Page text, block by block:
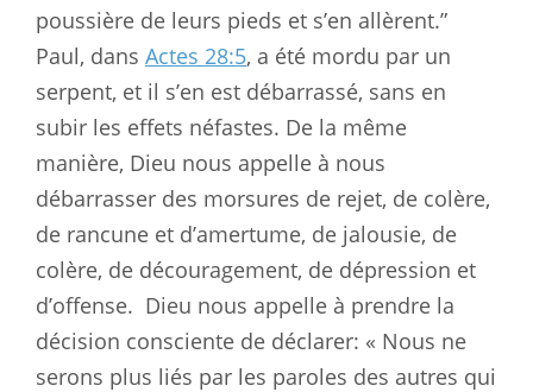
poussière de leurs pieds et s’en allèrent.”
Paul, dans Actes 28:5, a été mordu par un
serpent, et il s’en est débarrassé, sans en
subir les effets néfastes. De la même
manière, Dieu nous appelle à nous
débarrasser des morsures de rejet, de colère,
de rancune et d’amertume, de jalousie, de
colère, de découragement, de dépression et
d’offense. Dieu nous appelle à prendre la
décision consciente de déclarer: « Nous ne
serons plus liés par les paroles des autres qui